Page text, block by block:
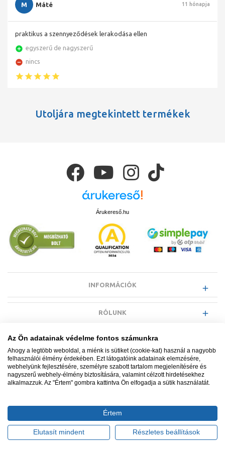
M Máté 11 hónapja
praktikus a szennyeződések lerakodása ellen
egyszerű de nagyszerű
nincs
Utoljára megtekintett termékek
Árukereső.hu
INFORMÁCIÓK
RÓLUNK
EGYÉB INFORMÁCIÓK
VÁSÁRLÓI INFORMÁCIÓK
Minden jog fenntartva. © Adatkezelés nyilvántartási száma NAIH-
Ügyfélszolgálat: +36 1 700 3500
Az Ön adatainak védelme fontos számunkra
Ahogy a legtöbb weboldal, a miénk is sütiket (cookie-kat) használ a nagyobb
felhasználói élmény érdekében. Ezt látogatóink adatainak elemzésére,
webhelyünk fejlesztésére, személyre szabott tartalom megjelenítésére és
nagyszerű webhely-élmény biztosítására, valamint célzott hirdetésekhez
alkalmazzuk. Az "Értem" gombra kattintva Ön elfogadja a sütik használatát.
Értem
Elutasít mindent Részletes beállítások